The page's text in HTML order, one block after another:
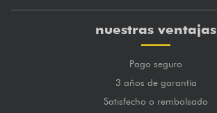
nuestras ventajas
Pago seguro
3 años de garantía
Satisfecho o rembolsado